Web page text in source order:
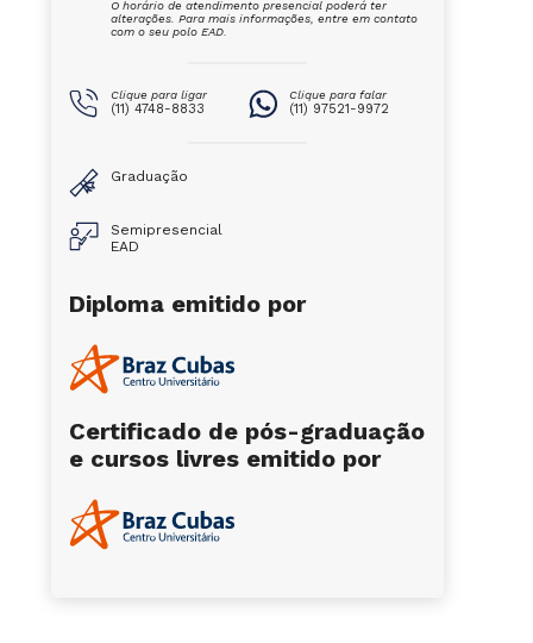
O horário de atendimento presencial poderá ter
alterações. Para mais informações, entre em contato
com o seu polo EAD.
Clique para ligar
(11) 4748-8833
Clique para falar
(11) 97521-9972
Graduação
Semipresencial
EAD
Diploma emitido por
Certificado de pós-graduação
e cursos livres emitido por